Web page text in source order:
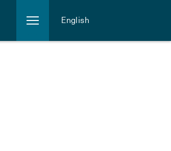
English